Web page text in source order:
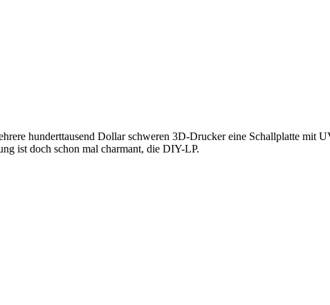
hunderttausend Dollar schweren 3D-Drucker eine Schallplatte mit
ist doch schon mal charmant, die DIY-LP.